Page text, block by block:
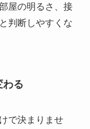
屋の明るさ、接
判断しやすくな
わる
で決まりませ